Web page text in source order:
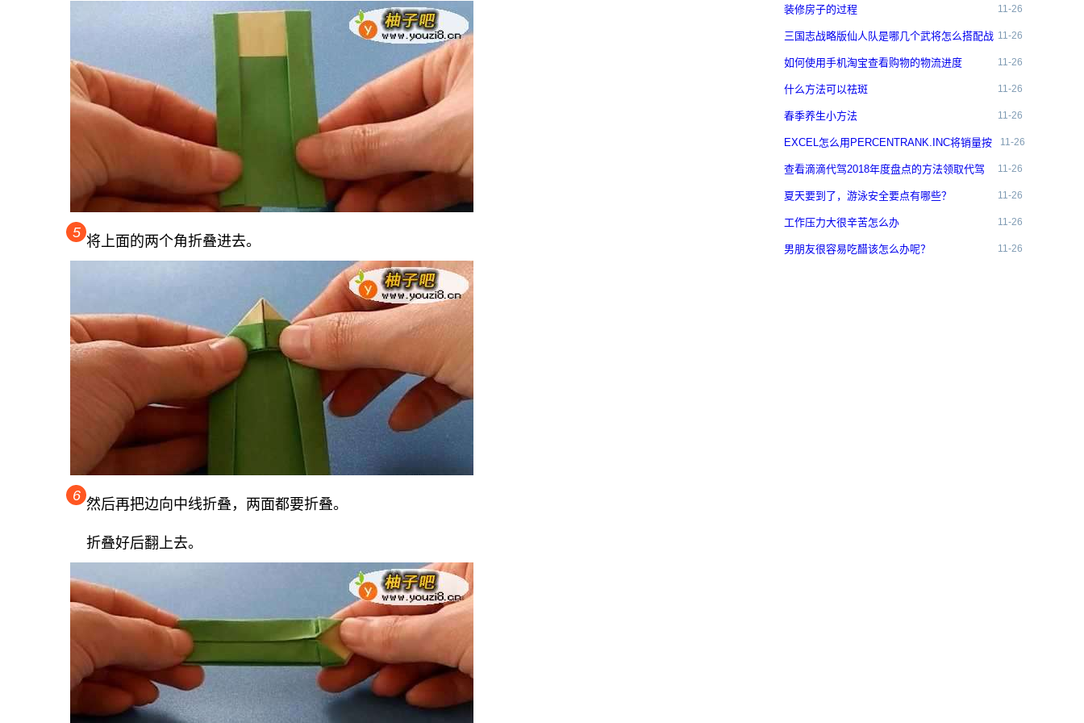
5
将上面的两个角折叠进去。
6
然后再把边向中线折叠，两面都要折叠。
折叠好后翻上去。
装修房子的过程 11-26
三国志战略版仙人队是哪几个武将怎么搭配战
法
11-26
如何使用手机淘宝查看购物的物流进度 11-26
什么方法可以祛斑 11-26
春季养生小方法 11-26
EXCEL怎么用PERCENTRANK.INC将销量按
百分比排位
11-26
查看滴滴代驾2018年度盘点的方法领取代驾
券
11-26
夏天要到了，游泳安全要点有哪些？ 11-26
工作压力大很辛苦怎么办 11-26
男朋友很容易吃醋该怎么办呢？ 11-26